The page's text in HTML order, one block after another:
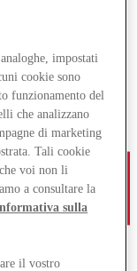
impostati
cookie sono
funzionamento del
che analizzano
di marketing
Tali cookie
voi non li
a consultare la
sulla
il vostro